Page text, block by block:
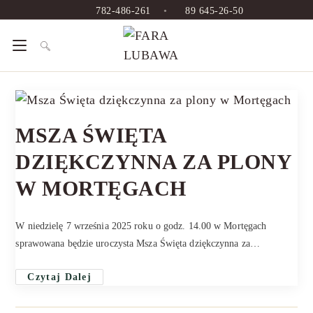
782-486-261 • 89 645-26-50
MSZA ŚWIĘTA
DZIĘKCZYNNA ZA PLONY
W MORTĘGACH
W niedzielę 7 września 2025 roku o godz. 14.00 w Mortęgach
sprawowana będzie uroczysta Msza Święta dziękczynna za…
Czytaj Dalej